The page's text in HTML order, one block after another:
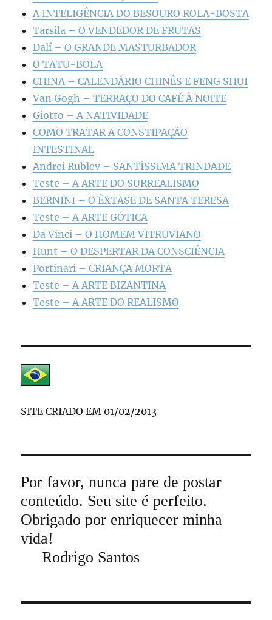
A INTELIGÊNCIA DO BESOURO ROLA-BOSTA
Tarsila – O VENDEDOR DE FRUTAS
Dalí – O GRANDE MASTURBADOR
O TATU-BOLA
CHINA – CALENDÁRIO CHINÊS E FENG SHUI
Van Gogh – TERRAÇO DO CAFÉ À NOITE
Giotto – A NATIVIDADE
COMO TRATAR A CONSTIPAÇÃO
INTESTINAL
Andrei Rublev – SANTÍSSIMA TRINDADE
Teste – A ARTE DO SURREALISMO
BERNINI – O ÊXTASE DE SANTA TERESA
Teste – A ARTE GÓTICA
Da Vinci – O HOMEM VITRUVIANO
Hunt – O DESPERTAR DA CONSCIÊNCIA
Portinari – CRIANÇA MORTA
Teste – A ARTE BIZANTINA
Teste – A ARTE DO REALISMO
SITE CRIADO EM 01/02/2013
Por favor, nunca pare de postar
conteúdo. Seu site é perfeito.
Obrigado por enriquecer minha
vida!
Rodrigo Santos